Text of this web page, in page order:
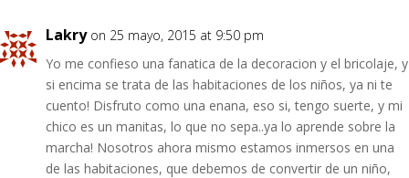
Lakry on 25 mayo, 2015 at 9:50 pm
Yo me confieso una fanatica de la decoracion y el bricolaje, y
si encima se trata de las habitaciones de los niños, ya ni te
cuento! Disfruto como una enana, eso si, tengo suerte, y mi
chico es un manitas, lo que no sepa..ya lo aprende sobre la
marcha! Nosotros ahora mismo estamos inmersos en una
de las habitaciones, que debemos de convertir de un niño,